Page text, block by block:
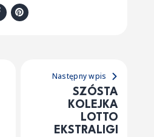
Następny wpis
SZÓSTA
KOLEJKA
LOTTO
EKSTRALIGI